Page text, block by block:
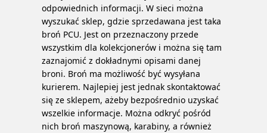
odpowiednich informacji. W sieci można
wyszukać sklep, gdzie sprzedawana jest taka
broń PCU. Jest on przeznaczony przede
wszystkim dla kolekcjonerów i można się tam
zaznajomić z dokładnymi opisami danej
broni. Broń ma możliwość być wysyłana
kurierem. Najlepiej jest jednak skontaktować
się ze sklepem, ażeby bezpośrednio uzyskać
wszelkie informacje. Można odkryć pośród
nich broń maszynową, karabiny, a również